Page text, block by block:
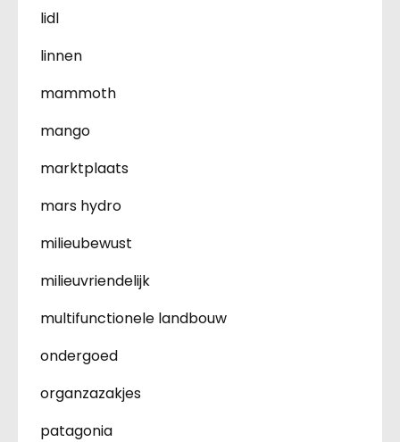
lidl
linnen
mammoth
mango
marktplaats
mars hydro
milieubewust
milieuvriendelijk
multifunctionele landbouw
ondergoed
organzazakjes
patagonia